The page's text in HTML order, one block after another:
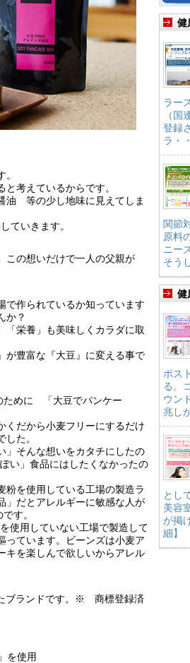
考えているからです。
油 等の少し地味に見えてしま
ていきます。
この想いだけで一人の父親が
で作られているか知っています
か？
「栄養」も美味しくカラダに取
が豊富な『大豆』に変える事で
ために 「大豆でパンケー
くだから小麦フリーにするだけ
た。
」そんな想いをカタチにしたの
い」食品にはしたくなかったの
粉を使用している工場の製造ラ
」だとアレルギーに敏感な人が
す。
用していない工場で製造して
っています。ビーンズは小麦ア
キを楽しんで欲しいからアレル
ブランドです。※ 商標登録済
を使用
健
ラー
（国
登録
ラ・
関節
原料
ニー
そう
健
ポス
る。
ウン
兆し
とし
美容
が掲
細】